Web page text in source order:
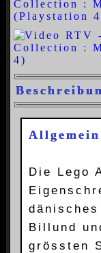
Allgemein
Die Lego
Billund
grössten